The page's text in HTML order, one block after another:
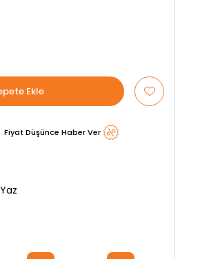
Fiyat Düşünce Haber Ver